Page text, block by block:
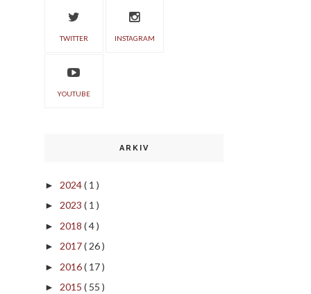
TWITTER INSTAGRAM
YOUTUBE
ARKIV
► 2024( 1 )
► 2023 ( 1 )
► 2018 ( 4 )
► 2017( 26 )
► 2016( 17 )
► 2015 ( 55 )